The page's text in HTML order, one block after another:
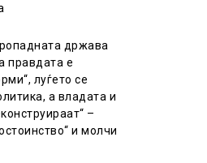
држава
правдата е
луѓето се
а владата и
–
и молчи